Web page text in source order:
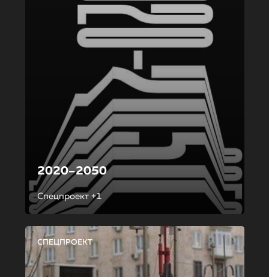
2020–2050
Спецпроект +1
СПЕЦПРОЕКТ